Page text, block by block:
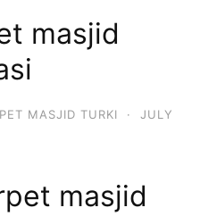
masjid
MASJID TURKI ·
JULY
masjid